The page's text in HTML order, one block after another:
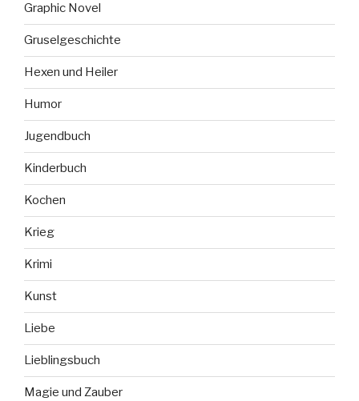
Graphic Novel
Gruselgeschichte
Hexen und Heiler
Humor
Jugendbuch
Kinderbuch
Kochen
Krieg
Krimi
Kunst
Liebe
Lieblingsbuch
Magie und Zauber